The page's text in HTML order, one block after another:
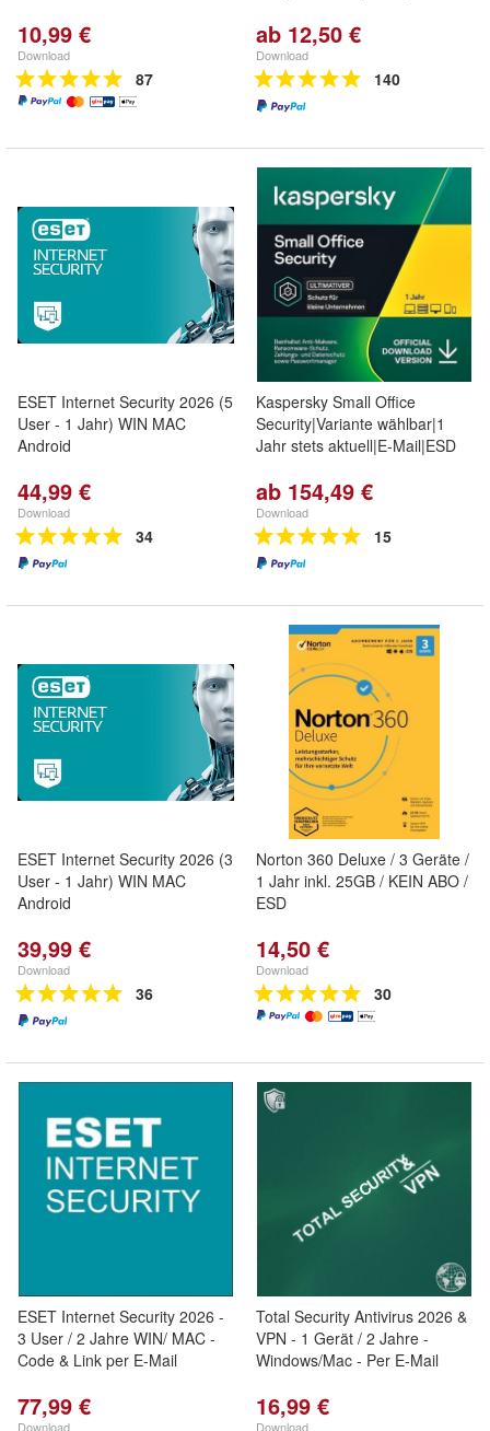
10,99 €
Download
87
ab 12,50 €
Download
140
ESET Internet Security 2026 (5
User - 1 Jahr) WIN MAC
Android
44,99 €
Download
34
Kaspersky Small Office
Security|Variante wählbar|1
Jahr stets aktuell|E-Mail|ESD
ab 154,49 €
Download
15
ESET Internet Security 2026 (3
User - 1 Jahr) WIN MAC
Android
39,99 €
Download
36
Norton 360 Deluxe / 3 Geräte /
1 Jahr inkl. 25GB / KEIN ABO /
ESD
14,50 €
Download
30
ESET Internet Security 2026 -
3 User / 2 Jahre WIN/ MAC -
Code & Link per E-Mail
77,99 €
Download
Total Security Antivirus 2026 &
VPN - 1 Gerät / 2 Jahre -
Windows/Mac - Per E-Mail
16,99 €
Download